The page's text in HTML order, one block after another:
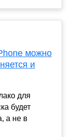
можно
и
для
будет
а не в